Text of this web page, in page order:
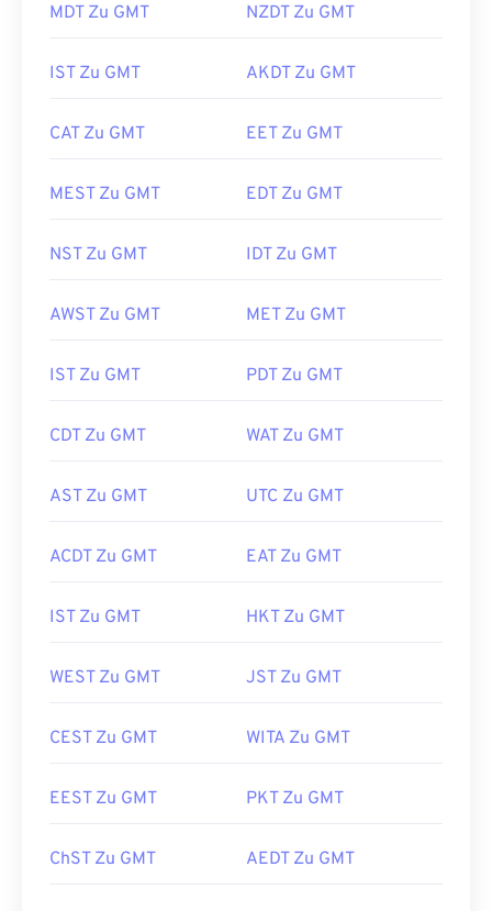
MDT Zu GMT NZDT Zu GMT
IST Zu GMT AKDT Zu GMT
CAT Zu GMT EET Zu GMT
MEST Zu GMT EDT Zu GMT
NST Zu GMT IDT Zu GMT
AWST Zu GMT MET Zu GMT
IST Zu GMT PDT Zu GMT
CDT Zu GMT WAT Zu GMT
AST Zu GMT UTC Zu GMT
ACDT Zu GMT EAT Zu GMT
IST Zu GMT HKT Zu GMT
WEST Zu GMT JST Zu GMT
CEST Zu GMT WITA Zu GMT
EEST Zu GMT PKT Zu GMT
ChST Zu GMT AEDT Zu GMT